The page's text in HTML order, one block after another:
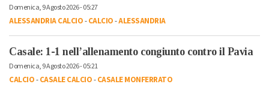
Domenica, 9 Agosto 2026 - 05:27
ALESSANDRIA CALCIO-CALCIO-ALESSANDRIA
Casale: 1-1 nell’allenamento congiunto contro il Pavia
Domenica, 9 Agosto 2026 - 05:21
CALCIO-CASALE CALCIO-CASALE MONFERRATO